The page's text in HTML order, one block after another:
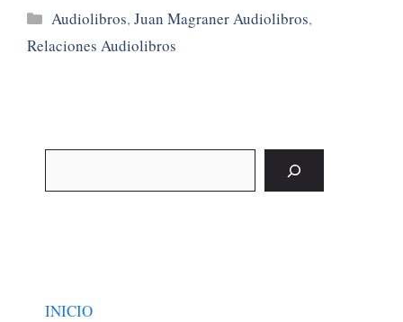
Categorías
Audiolibros,Juan Magraner Audiolibros,
Relaciones Audiolibros
INICIO